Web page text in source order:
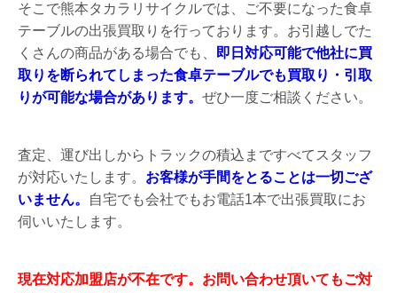
そこで熊本タカラリサイクルでは、ご不要になった食卓
テーブルの出張買取りを行っております。お引越しでた
くさんの商品がある場合でも、
即日対応可能で他社に買
取りを断られてしまった食卓テーブルでも買取り・引取
りが可能な場合があります。 ぜひ一度ご相談ください。
査定、運び出しからトラックの積込まですべてスタッフ
が対応いたします。 お客様が手間をとることは一切ござ
いません。
自宅でも会社でもお電話1本で出張買取にお
伺いいたします。
現在対応加盟店が不在です。お問い合わせ頂いてもご対